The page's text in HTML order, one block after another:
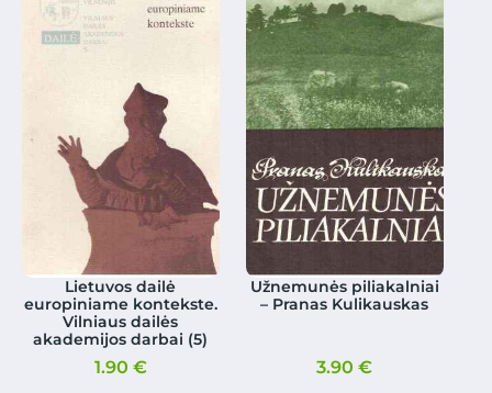
Lietuvos dailė
europiniame kontekste.
Vilniaus dailės
akademijos darbai (5)
1.90 €
Užnemunės piliakalniai
– Pranas Kulikauskas
3.90€